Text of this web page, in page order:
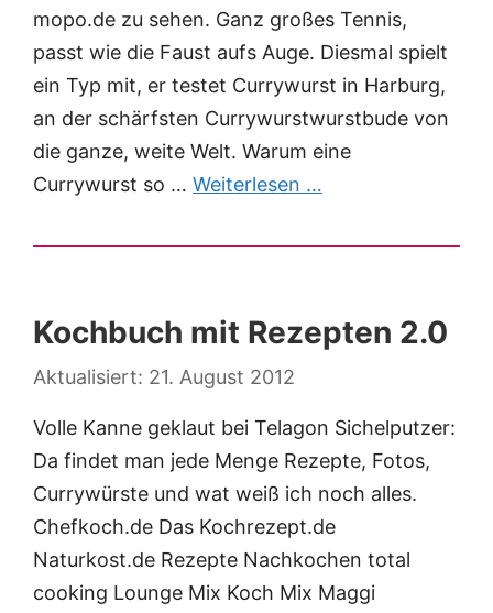
mopo.de zu sehen. Ganz großes Tennis,
passt wie die Faust aufs Auge. Diesmal spielt
ein Typ mit, er testet Currywurst in Harburg,
an der schärfsten Currywurstwurstbude von
die ganze, weite Welt. Warum eine
Currywurst so … Weiterlesen …
Kochbuch mit Rezepten 2.0
21. August 2012
Volle Kanne geklaut bei Telagon Sichelputzer:
Da findet man jede Menge Rezepte, Fotos,
Currywürste und wat weiß ich noch alles.
Chefkoch.de Das Kochrezept.de
Naturkost.de Rezepte Nachkochen total
cooking Lounge Mix Koch Mix Maggi